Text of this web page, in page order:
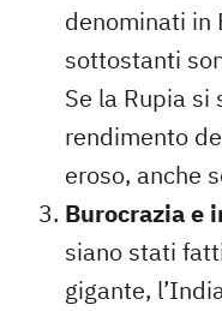
denominati in
sottostanti
Se la Rupia si
rendimento
eroso, anche
Burocrazia e
siano stati
gigante,